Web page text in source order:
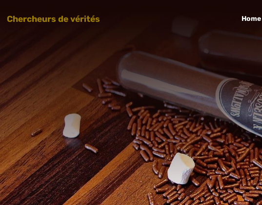
Chercheurs de vérités Home